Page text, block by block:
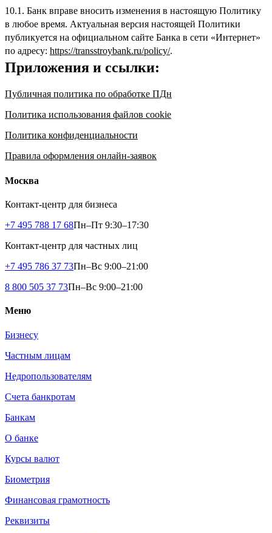
10.1. Банк вправе вносить изменения в настоящую Политику
в любое время. Актуальная версия настоящей Политики
публикуется на официальном сайте Банка в сети «Интернет»
по адресу: https://transstroybank.ru/policy/.
Приложения и ссылки:
Публичная политика по обработке ПДн
Политика использования файлов cookie
Политика кон­фи­ден­циальности
Правила оформления онлайн-заявок
Москва
Контакт-центр для бизнеса
+7 495 788 17 68Пн–Пт 9:30–17:30
Контакт-центр для частных лиц
+7 495 786 37 73Пн–Вс 9:00–21:00
8 800 505 37 73Пн–Вс 9:00–21:00
Меню
Бизнесу
Частным лицам
Недропользователям
Счета банкротам
Банкам
О банке
Курсы валют
Биометрия
Финансовая грамотность
Реквизиты